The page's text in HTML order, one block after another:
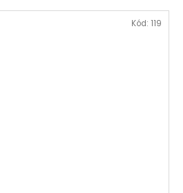
Kód: 119